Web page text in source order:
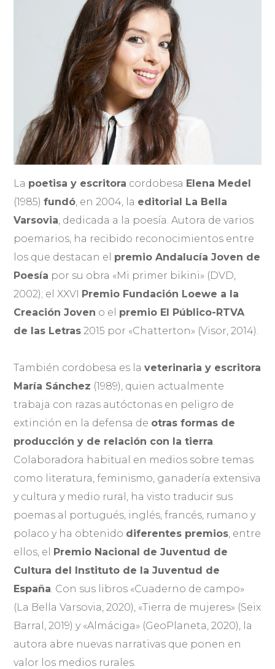
La poetisa y escritora cordobesa Elena Medel
(1985)fundó, en 2004, la editorial La Bella
Varsovia, dedicada a la poesía. Autora de varios
poemarios, ha recibido reconocimientos entre
los que destacan el premio Andalucía Joven de
Poesía por su obra «Mi primer bikini» (DVD,
2002); el XXVI Premio Fundación Loewe a la
Creación Joven o el premio El Público-RTVA
de las Letras 2015 por «Chatterton» (Visor, 2014).
También cordobesa es laveterinaria y escritora
María Sánchez (1989), quien actualmente
trabaja con razas autóctonas en peligro de
extinción en la defensa de otras formas de
producción y de relación con la tierra.
Colaboradora habitual en medios sobre temas
como literatura, feminismo, ganadería extensiva
y cultura y medio rural, ha visto traducir sus
poemas al portugués, inglés, francés, rumano y
polaco y ha obtenido diferentes premios, entre
ellos, el Premio Nacional de Juventud de
Cultura del Instituto de la Juventud de
España. Con sus libros «Cuaderno de campo»
(La Bella Varsovia, 2020), «Tierra de mujeres» (Seix
Barral, 2019) y «Almáciga» (GeoPlaneta, 2020), la
autora abre nuevas narrativas que ponen en
valor los medios rurales.